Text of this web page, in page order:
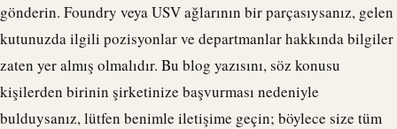
gönderin. Foundry veya USV ağlarının bir parçasıysanız, gelen
kutunuzda ilgili pozisyonlar ve departmanlar hakkında bilgiler
zaten yer almış olmalıdır. Bu blog yazısını, söz konusu
kişilerden birinin şirketinize başvurması nedeniyle
bulduysanız, lütfen benimle iletişime geçin; böylece size tüm